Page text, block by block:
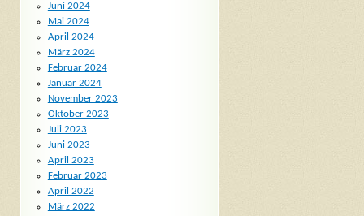
Juni 2024
Mai 2024
April 2024
März 2024
Februar 2024
Januar 2024
November 2023
Oktober 2023
Juli 2023
Juni 2023
April 2023
Februar 2023
April 2022
März 2022